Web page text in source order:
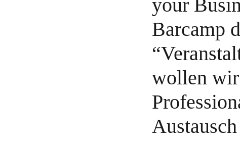
your
Barcamp
wollen